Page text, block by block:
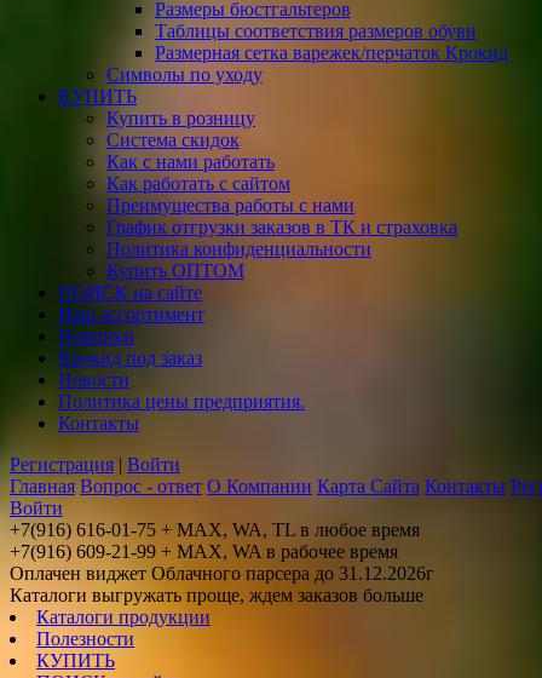
Размеры бюстгальтеров
Таблицы соответствия размеров обуви
Размерная сетка варежек/перчаток Крокид
Символы по уходу
КУПИТЬ
Купить в розницу
Система скидок
Как с нами работать
Как работать с сайтом
Преимущества работы с нами
График отгрузки заказов в ТК и страховка
Политика конфиденциальности
Купить ОПТОМ
ПОИСК на сайте
Наш ассортимент
Новинки
Крокид под заказ
Новости
Политика цены предприятия.
Контакты
Регистрация | Войти
Главная Вопрос - ответ О Компании Карта Сайта Контакты
Войти
+7(916) 616-01-75 + MAX, WA, TL в любое время
+7(916) 609-21-99 + MAX, WA в рабочее время
Оплачен виджет Облачного парсера до 31.12.2026г
Каталоги выгружать проще, ждем заказов больше
Каталоги продукции
Полезности
КУПИТЬ